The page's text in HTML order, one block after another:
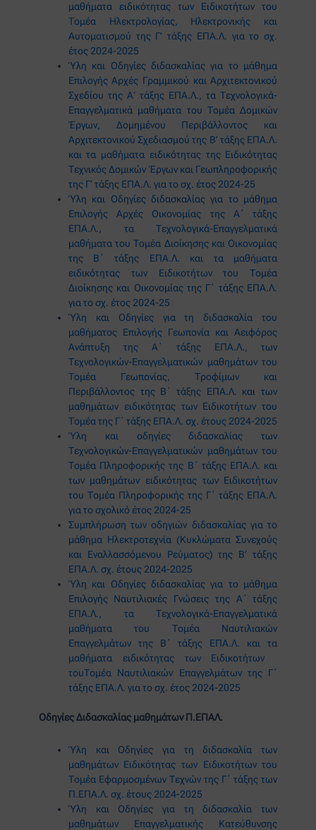
μαθήματα ειδικότητας των Ειδικοτήτων του
Τομέα Ηλεκτρολογίας, Ηλεκτρονικής και
Αυτοματισμού της Γ’ τάξης ΕΠΑ.Λ. για το σχ.
έτος 2024-2025
Ύλη και Οδηγίες διδασκαλίας για το μάθημα
Επιλογής Αρχές Γραμμικού και Αρχιτεκτονικού
Σχεδίου της Α’ τάξης ΕΠΑ.Λ., τα Τεχνολογικά-
Επαγγελματικά μαθήματα του Τομέα Δομικών
Έργων, Δομημένου Περιβάλλοντος και
Αρχιτεκτονικού Σχεδιασμού της Β’ τάξης ΕΠΑ.Λ.
και τα μαθήματα ειδικότητας της Ειδικότητας
Τεχνικός Δομικών Έργων και Γεωπληροφορικής
της Γ’ τάξης ΕΠΑ.Λ. για το σχ. έτος 2024-25
Ύλη και Οδηγίες διδασκαλίας για το μάθημα
Επιλογής Αρχές Οικονομίας της Α΄ τάξης
ΕΠΑ.Λ., τα Τεχνολογικά-Επαγγελματικά
μαθήματα του Τομέα Διοίκησης και Οικονομίας
της Β΄ τάξης ΕΠΑ.Λ. και τα μαθήματα
ειδικότητας των Ειδικοτήτων του Τομέα
Διοίκησης και Οικονομίας της Γ΄ τάξης ΕΠΑ.Λ.
για το σχ. έτος 2024-25
Ύλη και Οδηγίες για τη διδασκαλία του
μαθήματος Επιλογής Γεωπονία και Αειφόρος
Ανάπτυξη της Α΄ τάξης ΕΠΑ.Λ., των
Τεχνολογικών-Επαγγελματικών μαθημάτων του
Τομέα Γεωπονίας, Τροφίμων και
Περιβάλλοντος της Β΄ τάξης ΕΠΑ.Λ. και των
μαθημάτων ειδικότητας των Ειδικοτήτων του
Τομέα της Γ΄ τάξης ΕΠΑ.Λ. σχ. έτους 2024-2025
Ύλη και οδηγίες διδασκαλίας των
Τεχνολογικών-Επαγγελματικών μαθημάτων του
Τομέα Πληροφορικής της Β΄ τάξης ΕΠΑ.Λ. και
των μαθημάτων ειδικότητας των Ειδικοτήτων
του Τομέα Πληροφορικής της Γ΄ τάξης ΕΠΑ.Λ.
για το σχολικό έτος 2024-25
Συμπλήρωση των οδηγιών διδασκαλίας για το
μάθημα Ηλεκτροτεχνία (Κυκλώματα Συνεχούς
και Εναλλασσόμενου Ρεύματος) της Β’ τάξης
ΕΠΑ.Λ. σχ. έτους 2024-2025
Ύλη και Οδηγίες διδασκαλίας για το μάθημα
Επιλογής Ναυτιλιακές Γνώσεις της Α΄ τάξης
ΕΠΑ.Λ., τα Τεχνολογικά-Επαγγελματικά
μαθήματα του Τομέα Ναυτιλιακών
Επαγγελμάτων της Β΄ τάξης ΕΠΑ.Λ. και τα
μαθήματα ειδικότητας των Ειδικοτήτων
τουΤομέα Ναυτιλιακών Επαγγελμάτων της Γ΄
τάξης ΕΠΑ.Λ. για το σχ. έτος 2024-2025
Οδηγίες Διδασκαλίας μαθημάτων Π.ΕΠΑΛ.
Ύλη και Οδηγίες για τη διδασκαλία των
μαθημάτων Ειδικότητας των Ειδικοτήτων του
Τομέα Εφαρμοσμένων Τεχνών της Γ΄ τάξης των
Π.ΕΠΑ.Λ. σχ. έτους 2024-2025
Ύλη και Οδηγίες για τη διδασκαλία των
μαθημάτων Επαγγελματικής Κατεύθυνσης